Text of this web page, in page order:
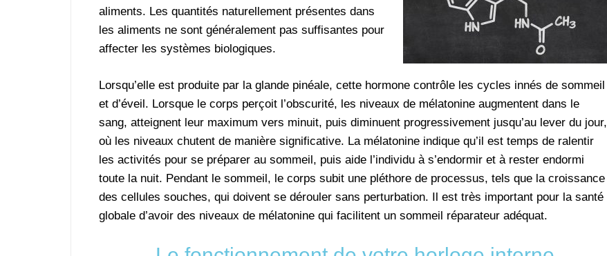
aliments. Les quantités naturellement présentes dans
les aliments ne sont généralement pas suffisantes pour
affecter les systèmes biologiques.
Lorsqu’elle est produite par la glande pinéale, cette hormone contrôle les cycles innés de sommeil
et d’éveil. Lorsque le corps perçoit l’obscurité, les niveaux de mélatonine augmentent dans le
sang, atteignent leur maximum vers minuit, puis diminuent progressivement jusqu’au lever du jour,
où les niveaux chutent de manière significative. La mélatonine indique qu’il est temps de ralentir
les activités pour se préparer au sommeil, puis aide l’individu à s’endormir et à rester endormi
toute la nuit. Pendant le sommeil, le corps subit une pléthore de processus, tels que la croissance
des cellules souches, qui doivent se dérouler sans perturbation. Il est très important pour la santé
globale d’avoir des niveaux de mélatonine qui facilitent un sommeil réparateur adéquat.